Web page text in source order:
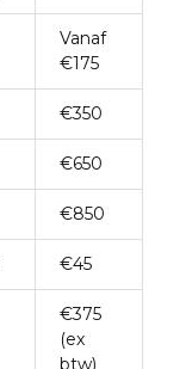
Vanaf
€175
€350
€650
€850
€45
€375
(ex
btw)